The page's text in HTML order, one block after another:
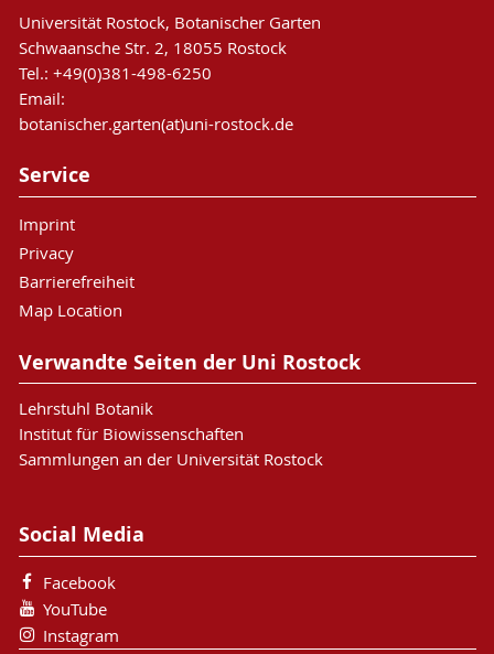
Universität Rostock, Botanischer Garten
Schwaansche Str. 2, 18055 Rostock
Tel.: +49(0)381-498-6250
Email:
botanischer.garten(at)uni-rostock.de
Service
Imprint
Privacy
Barrierefreiheit
Map Location
Verwandte Seiten der Uni Rostock
Lehrstuhl Botanik
Institut für Biowissenschaften
Sammlungen an der Universität Rostock
Social Media
Facebook
YouTube
Instagram